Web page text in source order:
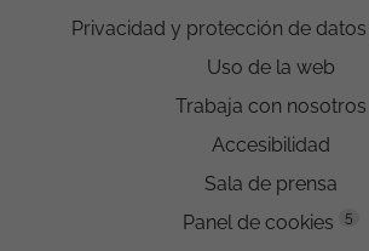
Privacidad y protección de
Uso de la web
Trabaja con nosotros
Accesibilidad
Sala de prensa
Panel de cookies
5